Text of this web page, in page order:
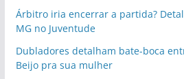
Árbitro iria encerrar a partida?
MG no Juventude
Dubladores detalham bate-boca
Beijo pra sua mulher